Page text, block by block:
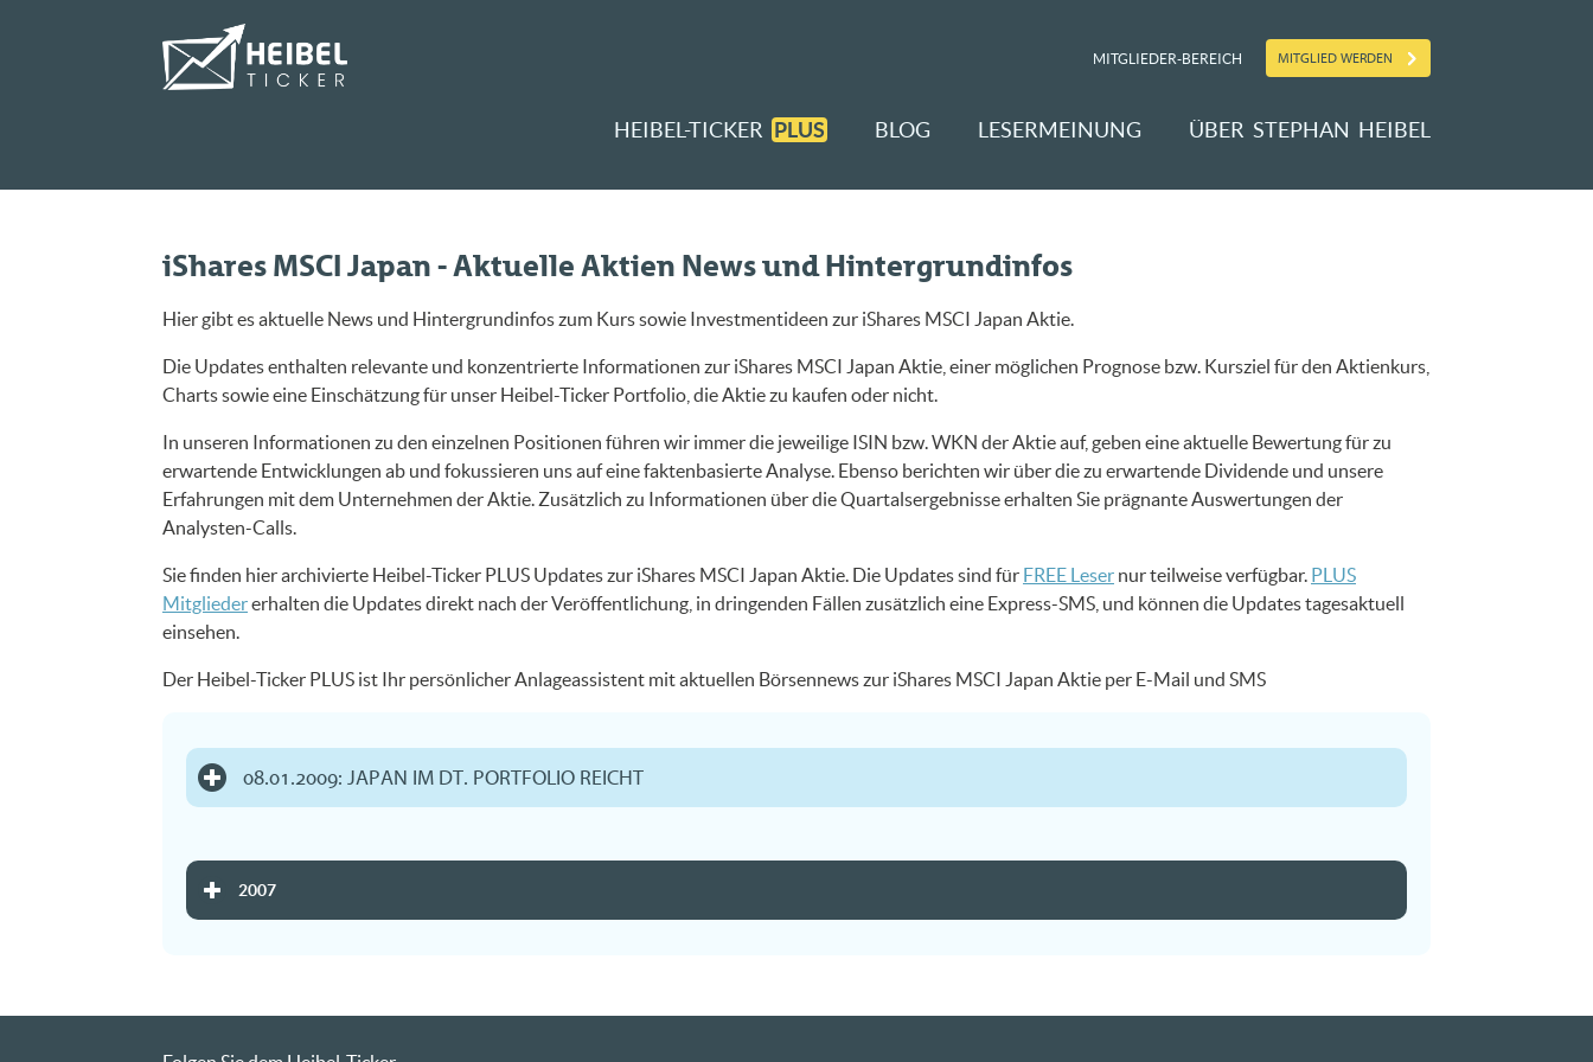
MITGLIEDER-BEREICH MITGLIED WERDEN
HEIBEL-TICKER PLUS BLOG LESERMEINUNG ÜBER STEPHAN HEIBEL
iShares MSCI Japan - Aktuelle Aktien News und Hintergrundinfos
Hier gibt es aktuelle News und Hintergrundinfos zum Kurs sowie Investmentideen zur iShares MSCI Japan Aktie.
Die Updates enthalten relevante und konzentrierte Informationen zur iShares MSCI Japan Aktie, einer möglichen Prognose bzw. Kursziel für den Aktienkurs,
Charts sowie eine Einschätzung für unser Heibel-Ticker Portfolio, die Aktie zu kaufen oder nicht.
In unseren Informationen zu den einzelnen Positionen führen wir immer die jeweilige ISIN bzw. WKN der Aktie auf, geben eine aktuelle Bewertung für zu
erwartende Entwicklungen ab und fokussieren uns auf eine faktenbasierte Analyse. Ebenso berichten wir über die zu erwartende Dividende und unsere
Erfahrungen mit dem Unternehmen der Aktie. Zusätzlich zu Informationen über die Quartalsergebnisse erhalten Sie prägnante Auswertungen der
Analysten-Calls.
Sie finden hier archivierte Heibel-Ticker PLUS Updates zur iShares MSCI Japan Aktie. Die Updates sind für FREE Leser nur teilweise verfügbar. PLUS
Mitgliedererhalten die Updates direkt nach der Veröffentlichung, in dringenden Fällen zusätzlich eine Express-SMS, und können die Updates tagesaktuell
einsehen.
Der Heibel-Ticker PLUS ist Ihr persönlicher Anlageassistent mit aktuellen Börsennews zur iShares MSCI Japan Aktie per E-Mail und SMS
08.01.2009: JAPAN IM DT. PORTFOLIO REICHT
2007